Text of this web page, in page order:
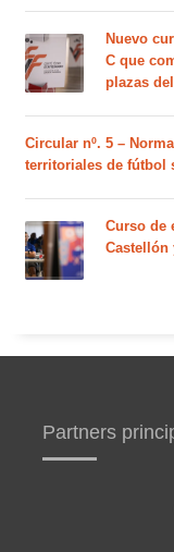
Nuevo
C que
plazas
Circular nº. 5 –
territoriales de fútbol
Curso de
Castellón
Partners